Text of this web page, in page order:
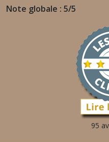
Note globale : 5/5
95